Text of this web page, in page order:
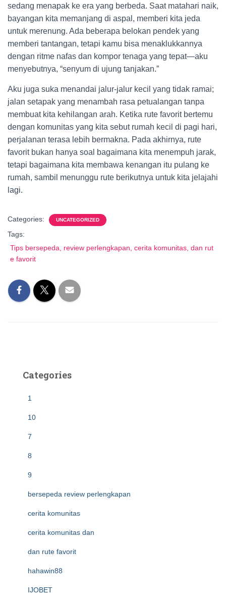
sedang menapak ke era yang berbeda. Saat matahari naik,
bayangan kita memanjang di aspal, memberi kita jeda
untuk merenung. Ada beberapa belokan pendek yang
memberi tantangan, tetapi kamu bisa menaklukkannya
dengan ritme nafas dan kompor tenaga yang tepat—aku
menyebutnya, “senyum di ujung tanjakan.”
Aku juga suka menandai jalur-jalur kecil yang tidak ramai;
jalan setapak yang menambah rasa petualangan tanpa
membuat kita kehilangan arah. Ketika rute favorit bertemu
dengan komunitas yang kita sebut rumah kecil di pagi hari,
perjalanan terasa lebih bermakna. Pada akhirnya, rute
favorit bukan hanya soal bagaimana kita menempuh jarak,
tetapi bagaimana kita membawa kenangan itu pulang ke
rumah, sambil menunggu rute berikutnya untuk kita jelajahi
lagi.
Categories: UNCATEGORIZED
Tags:
Tips bersepeda, review perlengkapan, cerita komunitas, dan rut
e favorit
Categories
1
10
7
8
9
bersepeda review perlengkapan
cerita komunitas
cerita komunitas dan
dan rute favorit
hahawin88
IJOBET